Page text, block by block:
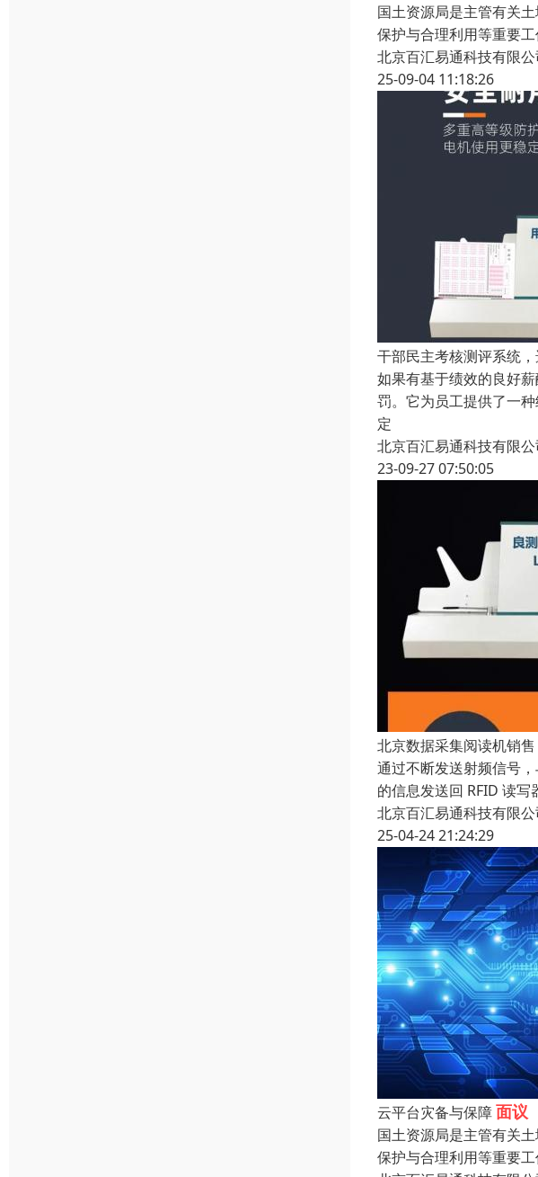
国土资源局是主管有关
保护与合理利用等重要
北京百汇易通科技有限公
25-09-04 11:18:26
干部民主考核测评系统
如果有基于绩效的良好
罚。它为员工提供了一
定
北京百汇易通科技有限公
23-09-27 07:50:05
北京数据采集阅读机销
通过不断发送射频信号
的信息发送回 RFID 读
北京百汇易通科技有限公
25-04-24 21:24:29
云平台灾备与保障面议
国土资源局是主管有关
保护与合理利用等重要